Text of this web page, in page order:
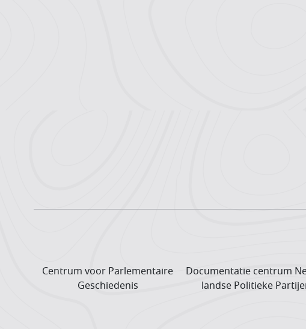
Centrum voor Parlementaire
Geschiedenis
Documentatie centrum
landse Politieke